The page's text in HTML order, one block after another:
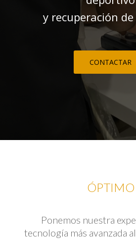
y recuperación
CONTACTAR
ÓPTIMO
Ponemos nuestra
tecnología más avanzada